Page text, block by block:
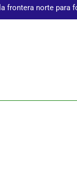
frontera norte para
y fortalecer
𝗲𝗻 𝗹𝗼𝘀